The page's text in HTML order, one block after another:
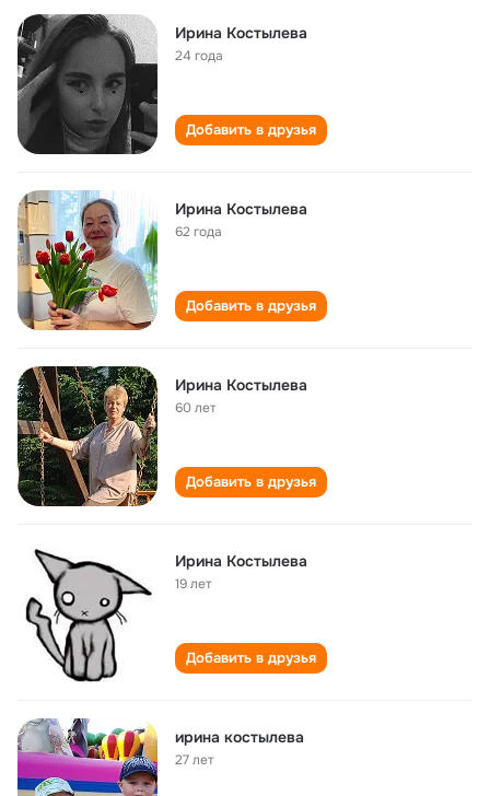
Ирина Костылева
24 года
Добавить в друзья
Ирина Костылева
62 года
Добавить в друзья
Ирина Костылева
60 лет
Добавить в друзья
Ирина Костылева
19 лет
Добавить в друзья
ирина костылева
27 лет